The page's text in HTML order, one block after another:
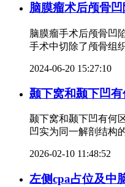
脑膜瘤术后颅骨
脑膜瘤手术后颅骨凹
手术中切除了颅骨组
2024-06-20 15:27:10
颞下窝和颞下凹有
颞下窝和颞下凹有何
凹实为同一解剖结构
2026-02-10 11:48:52
左侧cpa占位及中